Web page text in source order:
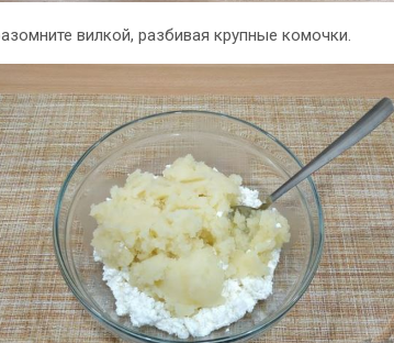
вилкой, разбивая крупные комочки.